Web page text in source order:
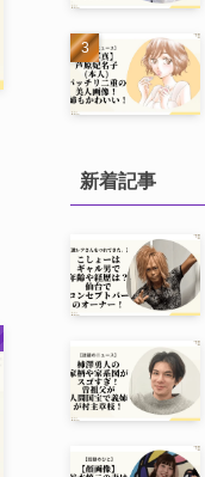
新着記事